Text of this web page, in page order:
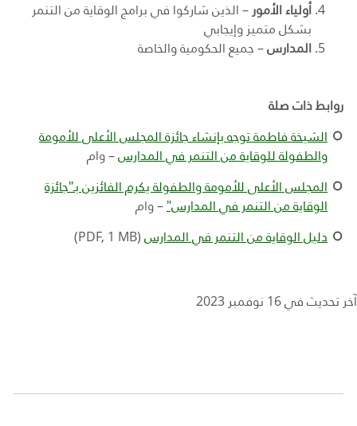
أولياء الأمور – الذين شاركوا في برامج الوقاية من التنمر
بشكل متميز وإيجابي
المدارس– جميع الحكومية والخاصة
روابط ذات صلة
الشيخة فاطمة توجه بإنشاء جائزة المجلس الأعلى للأمومة
والطفولة للوقاية من التنمر في المدارس– وام
المجلس الأعلى للأمومة والطفولة يكرم الفائزين بـ"جائزة
الوقاية من التنمر في المدارس" – وام
دليل الوقاية من التنمر في المدارس (
PDF, 1 MB
)
آخر تحديث في 16 نوفمبر 2023